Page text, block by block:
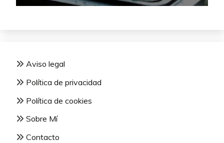
Aviso legal
Política de privacidad
Política de cookies
Sobre Mí
Contacto